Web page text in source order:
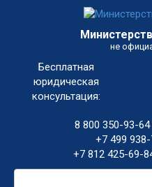
не
Бесплатная
юридическая
консультация:
8 800 350-93-64
+7 499 938-
+7 812 425-69-